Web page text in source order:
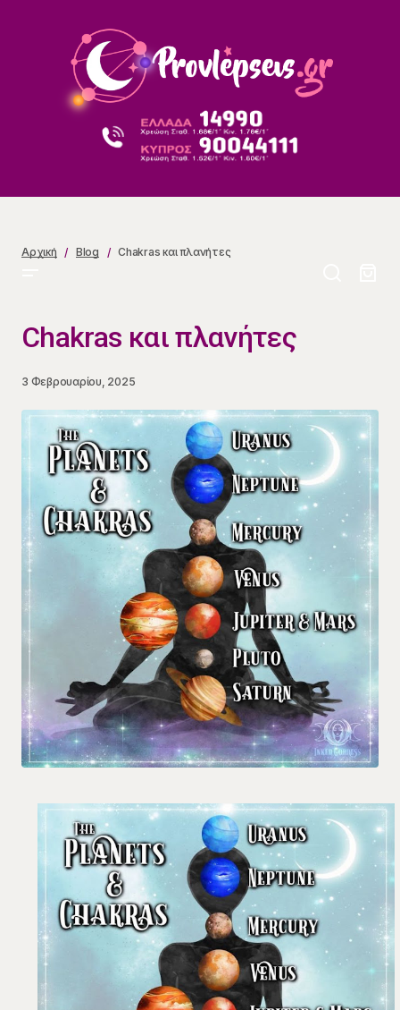
Αρχική Blog Chakras και πλανήτες
Chakras και πλανήτες
3 Φεβρουαρίου, 2025